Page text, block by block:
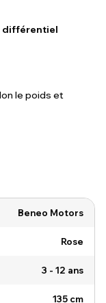
différentiel
le poids et
Beneo Motors
Rose
3 - 12 ans
135 cm